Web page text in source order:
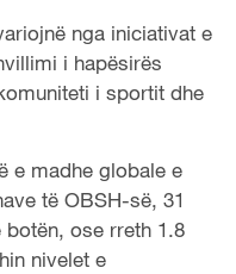
nga iniciativat e
i hapësirës
i sportit dhe
e madhe globale e
të OBSH-së, 31
ose rreth 1.8
nivelet e